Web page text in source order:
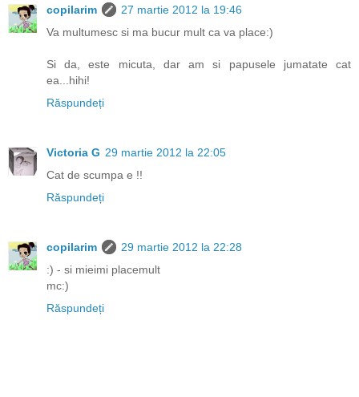
copilarim
27 martie 2012 la 19:46
Va multumesc si ma bucur mult ca va place:)
Si da, este micuta, dar am si papusele jumatate cat
ea...hihi!
Răspundeți
Victoria G 29 martie 2012 la 22:05
Cat de scumpa e !!
Răspundeți
copilarim
29 martie 2012 la 22:28
:) - si mieimi placemult
mc:)
Răspundeți